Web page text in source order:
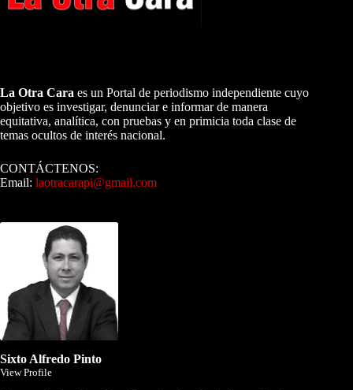
La Otra Cara es un Portal de periodismo independiente cuyo
objetivo es investigar, denunciar e informar de manera
equitativa, analítica, con pruebas y en primicia toda clase de
temas ocultos de interés nacional.
CONTÁCTENOS:
Email: laotracarapi@gmail.com
Sixto Alfredo Pinto
View Profile